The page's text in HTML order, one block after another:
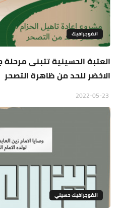
انفوجرافيك
العتبة الحسينية تتبنى مرحلة
الاخضر للحد من ظاهرة التصحر
انفوجرافيك حسيني